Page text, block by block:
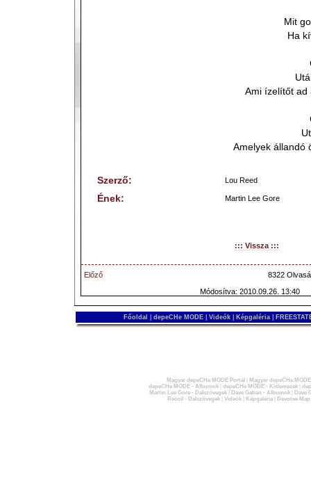
Mit
Ha
Ami ízelítőt ad
Amelyek állandó
Szerző: Lou Reed
Ének: Martin Lee Gore
::: Vissza :::
Előző
8322
Módosítva: 2010.09.26. 13:40
Főoldal depeCHe MODE Videók Képgaléria
Magyar depeCHe MODE Portál
Magyar depeCHe
depeCHe MODE - Albumok| depeCHe MODE - Kislemezek|
Martin Lee Gore - Dalszövegek| Dave Gahan - Albumok|
Dave
Recoil - Dalszövegek| Videók| Képgaléria| Devotee Map